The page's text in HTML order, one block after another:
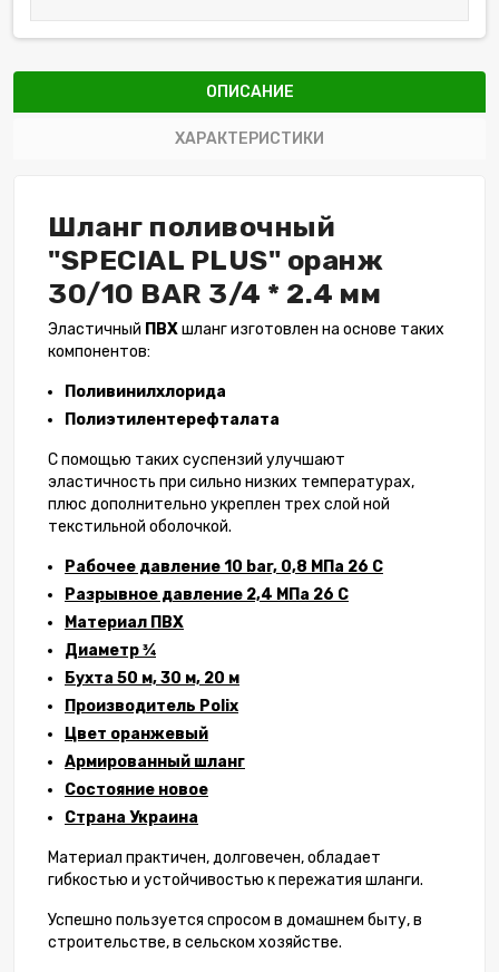
ОПИСАНИЕ
ХАРАКТЕРИСТИКИ
Шланг поливочный
"SPECIAL PLUS" оранж
30/10 BAR 3/4 * 2.4 мм
Эластичный ПВХшланг изготовлен на основе таких
компонентов:
Поливинилхлорида
Полиэтилентерефталата
С помощью таких суспензий улучшают
эластичность при сильно низких температурах,
плюс дополнительно укреплен трех слой ной
текстильной оболочкой.
Рабочее давление 10 bar, 0,8 МПа 26 C
Разрывное давление 2,4 МПа 26 C
Материал ПВХ
Диаметр 3⁄4
Бухта 50 м, 30 м, 20 м
Производитель Polix
Цвет оранжевый
Армированный шланг
Состояние новое
Страна Украина
Материал практичен, долговечен, обладает
гибкостью и устойчивостью к пережатия шланги.
Успешно пользуется спросом в домашнем быту, в
строительстве, в сельском хозяйстве.